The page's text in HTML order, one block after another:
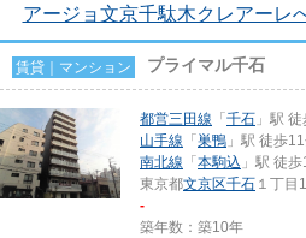
アージョ文京千駄木クレアーレ
賃貸｜マンション プライマル千石
都営三田線 「 千石 」駅
山手線 「 巣鴨 」駅 徒歩
南北線 「 本駒込 」駅 徒
東京都文京区千石 １丁目
-
築年数：築10年